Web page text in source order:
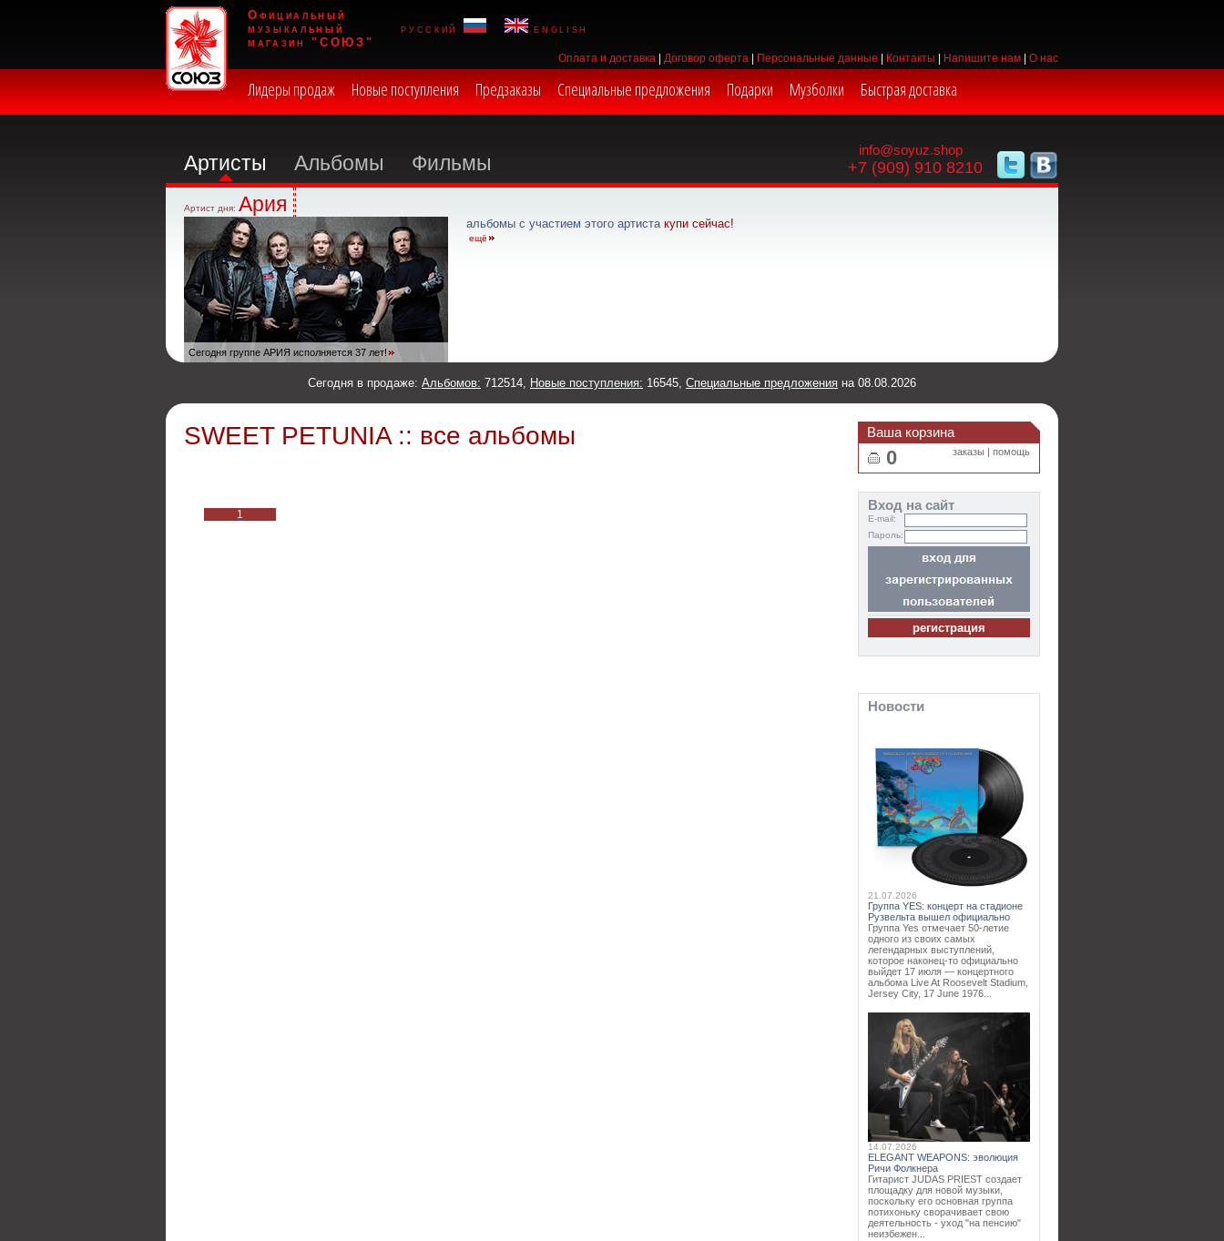
Официальный
музыкальный
магазин "СОЮЗ"
русский english
Оплата и доставка Договор оферта Персональные данные Контакты Напишите нам О нас
Лидеры продаж Новые поступления Предзаказы Специальные предложения Подарки Музболки Быстрая доставка
info@soyuz.shop
+7 (909) 910 8210
Артисты Альбомы Фильмы
Артист дня: Ария
Сегодня группе АРИЯ исполняется 37 лет!
альбомы с участием этого артиста купи сейчас!
ещё
Сегодня в продаже: Альбомов: 712514, Новые поступления: 16545, Специальные предложения на 08.08.2026
SWEET PETUNIA :: все альбомы
1
Ваша корзина
0 заказы | помощь
Вход на сайт
E-mail:
Пароль:
Новости
21.07.2026
Группа YES: концерт на стадионе
Рузвельта вышел официально
Группа Yes отмечает 50-летие
одного из своих самых
легендарных выступлений,
которое наконец-то официально
выйдет 17 июля — концертного
альбома Live At Roosevelt Stadium,
Jersey City, 17 June 1976...
14.07.2026
ELEGANT WEAPONS: эволюция
Ричи Фолкнера
Гитарист JUDAS PRIEST создает
площадку для новой музыки,
поскольку его основная группа
потихоньку сворачивает свою
деятельность - уход "на пенсию"
неизбежен...